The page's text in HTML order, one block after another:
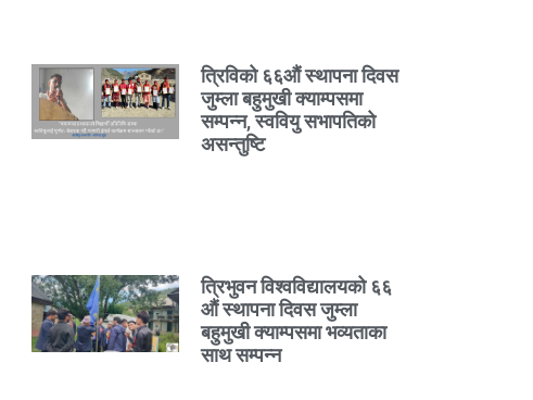
त्रिविको ६६औं स्थापना दिवस
जुम्ला बहुमुखी क्याम्पसमा
सम्पन्न, स्ववियु सभापतिको
असन्तुष्टि
त्रिभुवन विश्वविद्यालयको ६६
औं स्थापना दिवस जुम्ला
बहुमुखी क्याम्पसमा भव्यताका
साथ सम्पन्न